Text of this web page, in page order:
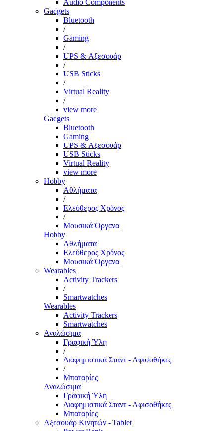
Audio Components
Gadgets
Bluetooth
/
Gaming
/
UPS & Αξεσουάρ
/
USB Sticks
/
Virtual Reality
/
view more
Gadgets
Bluetooth
Gaming
UPS & Αξεσουάρ
USB Sticks
Virtual Reality
view more
Hobby
Αθλήματα
/
Ελεύθερος Χρόνος
/
Μουσικά Όργανα
Hobby
Αθλήματα
Ελεύθερος Χρόνος
Μουσικά Όργανα
Wearables
Activity Trackers
/
Smartwatches
Wearables
Activity Trackers
Smartwatches
Αναλώσιμα
Γραφική Ύλη
/
Διαφημιστικά Σταντ - Αφισοθήκες
/
Μπαταρίες
Αναλώσιμα
Γραφική Ύλη
Διαφημιστικά Σταντ - Αφισοθήκες
Μπαταρίες
Αξεσουάρ Κινητών - Tablet